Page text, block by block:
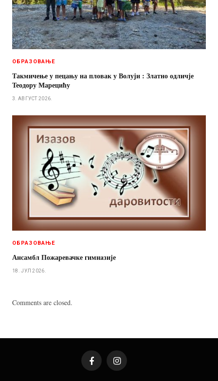
ОБРАЗОВАЊЕ
Такмичење у пецању на пловак у Волуји : Златно одличје
Теодору Марецићу
3. АВГУСТ 2026.
ОБРАЗОВАЊЕ
Ансамбл Пожаревачке гимнaзије
18. ЈУЛ 2026.
Comments are closed.
FacebookInstagram